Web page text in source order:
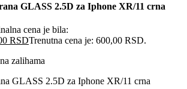
GLASS 2.5D za Iphone XR/11 crna
cena je bila:
RSDTrenutna cena je: 600,00 RSD.
zalihama
GLASS 2.5D za Iphone XR/11 crna